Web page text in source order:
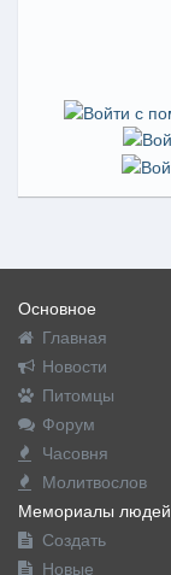
Основное
Главная
Новости
Питомцы
Форум
Часовня
Молитвослов
Мемориалы людей
Создать
Новые